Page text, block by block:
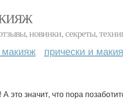
новинки, секреты,
макияж прически и
это значит, что пора